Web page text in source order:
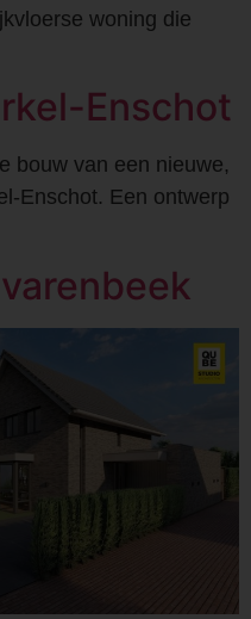
woning die
Enschot
bouw van een nieuwe,
Enschot. Een ontwerp